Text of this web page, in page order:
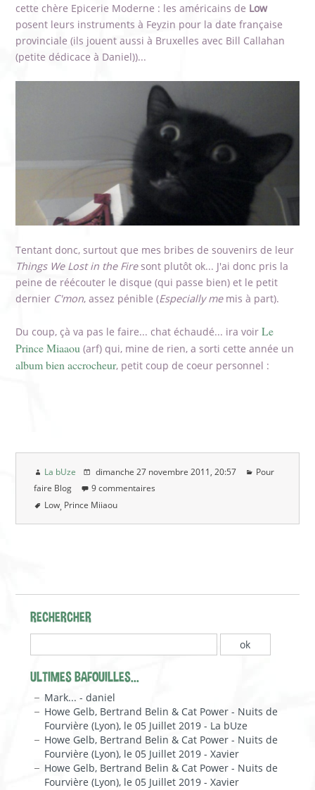
cette chère Epicerie Moderne : les américains de Low
posent leurs instruments à Feyzin pour la date française
provinciale (ils jouent aussi à Bruxelles avec Bill Callahan
(petite dédicace à Daniel))...
Tentant donc, surtout que mes bribes de souvenirs de leur
Things We Lost in the Firesont plutôt ok... J'ai donc pris la
peine de réécouter le disque (qui passe bien) et le petit
dernier C'mon, assez pénible (Especially memis à part).
Du coup, çà va pas le faire... chat échaudé... ira voirLe
Prince Miaaou (arf) qui, mine de rien, a sorti cette année un
album bien accrocheur, petit coup de coeur personnel :
La bUze dimanche 27 novembre 2011 , 20:57
Pour
faire Blog
9 commentaires
Low Prince Miiaou
RECHERCHER
ULTIMES BAFOUILLES...
Mark... - daniel
Howe Gelb, Bertrand Belin & Cat Power - Nuits de
Fourvière (Lyon), le 05 Juillet 2019 - La bUze
Howe Gelb, Bertrand Belin & Cat Power - Nuits de
Fourvière (Lyon), le 05 Juillet 2019 - Xavier
Howe Gelb, Bertrand Belin & Cat Power - Nuits de
Fourvière (Lyon), le 05 Juillet 2019 - Xavier